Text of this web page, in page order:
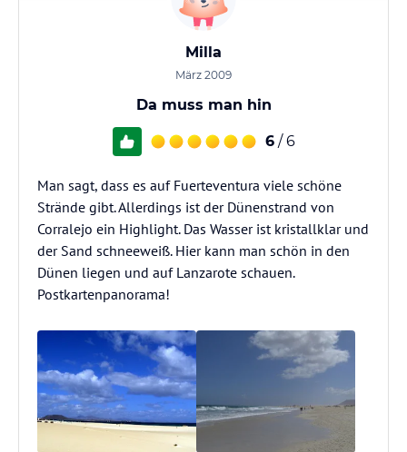
Milla
März 2009
Da muss man hin
6 / 6
Man sagt, dass es auf Fuerteventura viele schöne
Strände gibt. Allerdings ist der Dünenstrand von
Corralejo ein Highlight. Das Wasser ist kristallklar und
der Sand schneeweiß. Hier kann man schön in den
Dünen liegen und auf Lanzarote schauen.
Postkartenpanorama!